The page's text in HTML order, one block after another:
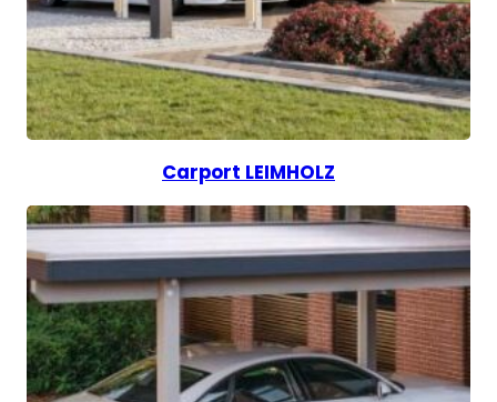
Carport LEIMHOLZ